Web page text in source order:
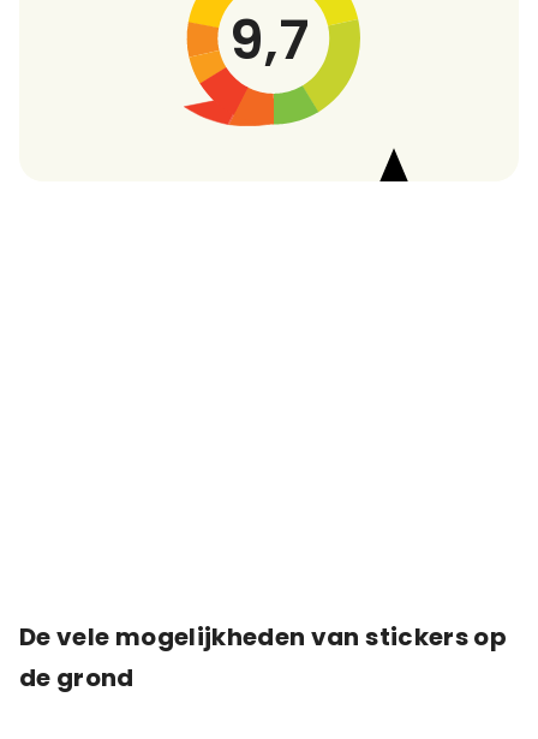
9,7
De vele mogelijkheden van stickers op
de grond